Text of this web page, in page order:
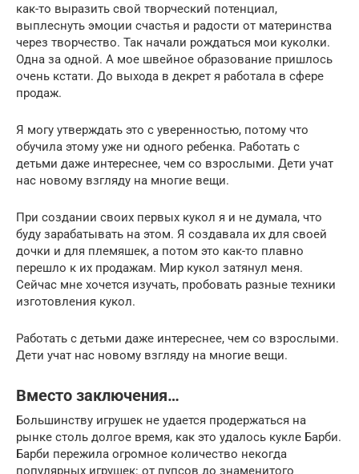
как-то выразить свой творческий потенциал,
выплеснуть эмоции счастья и радости от материнства
через творчество. Так начали рождаться мои куколки.
Одна за одной. А мое швейное образование пришлось
очень кстати. До выхода в декрет я работала в сфере
продаж.
Я могу утверждать это с уверенностью, потому что
обучила этому уже ни одного ребенка. Работать с
детьми даже интереснее, чем со взрослыми. Дети учат
нас новому взгляду на многие вещи.
При создании своих первых кукол я и не думала, что
буду зарабатывать на этом. Я создавала их для своей
дочки и для племяшек, а потом это как-то плавно
перешло к их продажам. Мир кукол затянул меня.
Сейчас мне хочется изучать, пробовать разные техники
изготовления кукол.
Работать с детьми даже интереснее, чем со взрослыми.
Дети учат нас новому взгляду на многие вещи.
Вместо заключения…
Большинству игрушек не удается продержаться на
рынке столь долгое время, как это удалось кукле Барби.
Барби пережила огромное количество некогда
популярных игрушек: от пупсов до знаменитого